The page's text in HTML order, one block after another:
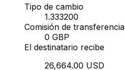
Tipo de cambio
1.333200
Comisión de transferencia
0 GBP
El destinatario recibe
26,664.00 USD